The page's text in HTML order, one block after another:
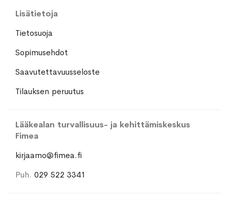
Lisätietoja
Tietosuoja
Sopimusehdot
Saavutettavuusseloste
Tilauksen peruutus
Lääkealan turvallisuus- ja kehittämiskeskus
Fimea
kirjaamo@fimea.fi
Puh. 029 522 3341